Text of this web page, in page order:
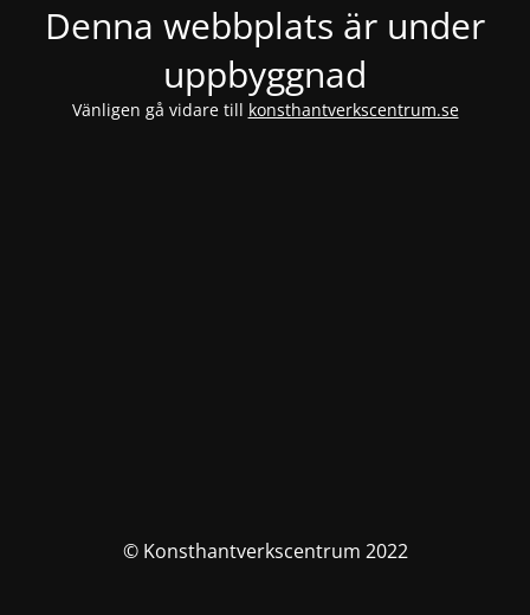
Denna webbplats är under
uppbyggnad
Vänligen gå vidare till konsthantverkscentrum.se
© Konsthantverkscentrum 2022